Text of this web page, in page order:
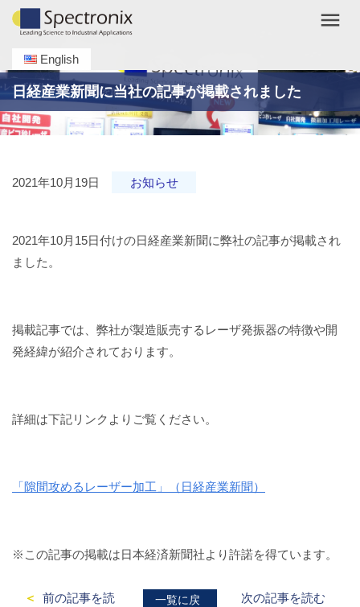
日経産業新聞に当社の記事が掲載されました
menu
English
2021年10月19日 お知らせ
2021年10月15日付けの日経産業新聞に弊社の記事が掲載され
ました。
掲載記事では、弊社が製造販売するレーザ発振器の特徴や開
発経緯が紹介されております。
詳細は下記リンクよりご覧ください。
「隙間攻めるレーザー加工」（日経産業新聞）
※この記事の掲載は日本経済新聞社より許諾を得ています。
前の記事を読
一覧に戻
次の記事を読む